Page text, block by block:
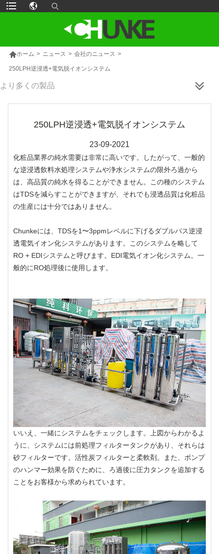
ホーム > ニュース > 会社のニュース >
250LPH逆浸透+電気脱イオンシステム
より多くの製品
250LPH逆浸透+電気脱イオンシステム
23-09-2021
化粧品業界の純水需要は非常に高いです。したがって、一般的
な逆浸透飲料水処理システムや浄水システムの限外ろ過から
は、高品質の純水を得ることができません。この種のシステム
はTDSを減らすことができますが、それでも浸透品質は化粧品
の生産には十分ではありません。
Chunkeには、TDSを1〜3ppmレベルに下げるダブルパス逆浸
透電気イオン化システムがあります。このシステムを略して
RO + EDIシステムと呼びます。EDI電気イオン化システム。一
般的にRO処理後に使用します。
いいえ、一緒にシステムをチェックします。上図からわかるよ
うに、システムには前処理フィルタータンクがあり、それらは
砂フィルターです。活性炭フィルターと柔軟剤。また、ポンプ
のハンマー効果を防ぐために、ろ過後に圧力タンクを追加する
ことをお客様から求められています。